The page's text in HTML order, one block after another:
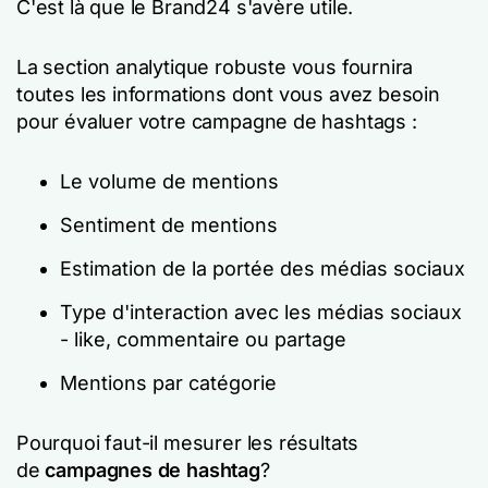
C'est là que le Brand24 s'avère utile.
La section analytique robuste vous fournira
toutes les informations dont vous avez besoin
pour évaluer votre campagne de hashtags :
Le volume de mentions
Sentiment de mentions
Estimation de la portée des médias sociaux
Type d'interaction avec les médias sociaux
- like, commentaire ou partage
Mentions par catégorie
Pourquoi faut-il mesurer les résultats
decampagnes de hashtag?